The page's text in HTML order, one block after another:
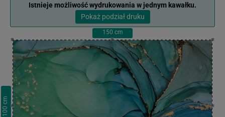
Istnieje możliwość wydrukowania w jednym kawałku.
Pokaż podział druku
150 cm
100
cm